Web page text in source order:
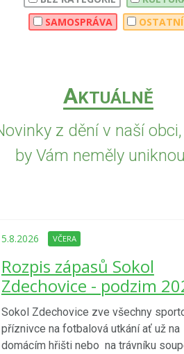
SAMOSPRÁVA
OSTATNÍ
AKTUÁLNĚ
z dění v naší
by Vám neměly
5.8.2026 VČERA
Rozpis zápasů Sokol
Zdechovice - podzim
Sokol Zdechovice zve všechny
příznivce na fotbalová utkání ať už na
domácím hřišti nebo na trávníku